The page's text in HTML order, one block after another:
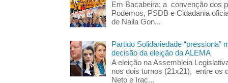
Em Bacabeira; a convenção dos
Podemos, PSDB e Cidadania
de Naila Gon...
Partido Solidariedade “pressiona”
decisão da eleição da ALEMA
A eleição na Assembleia
nos dois turnos (21x21), entre os
Neto e Irac...